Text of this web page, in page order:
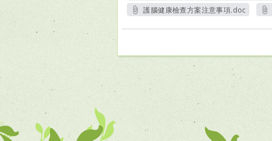
另開新視窗
護腦健康檢查方案注意事項.doc